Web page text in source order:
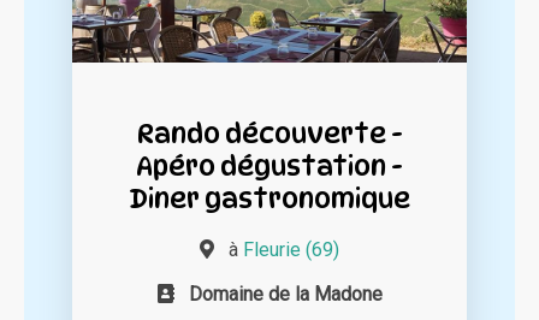
Rando découverte -
Apéro dégustation -
Diner gastronomique
à Fleurie (69)
Domaine de la Madone